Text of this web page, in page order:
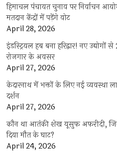
हिमाचल पंचायत चुनाव पर निर्वाचन
मतदान केंद्रों में पड़ेंगे वोट
April 28, 2026
इंडस्ट्रियल हब बना हरिद्वार! नए
रोजगार के अवसर
April 27, 2026
केदारनाथ में भक्तों के लिए नई व्यवस्था
दर्शन
April 27, 2026
कौन था आतंकी शेख यूसुफ अफरीदी,
दिया मौत के घाट?
April 24, 2026